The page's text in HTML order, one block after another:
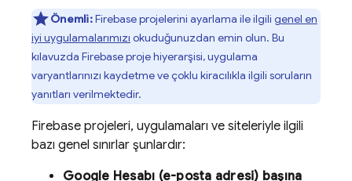
Önemli:Firebase projelerini ayarlama ile ilgili genel en
iyi uygulamalarımızı okuduğunuzdan emin olun. Bu
kılavuzda Firebase proje hiyerarşisi, uygulama
varyantlarınızı kaydetme ve çoklu kiracılıkla ilgili soruların
yanıtları verilmektedir.
Firebase projeleri, uygulamaları ve siteleriyle ilgili
bazı genel sınırlar şunlardır:
Google Hesabı (e-posta adresi) başına